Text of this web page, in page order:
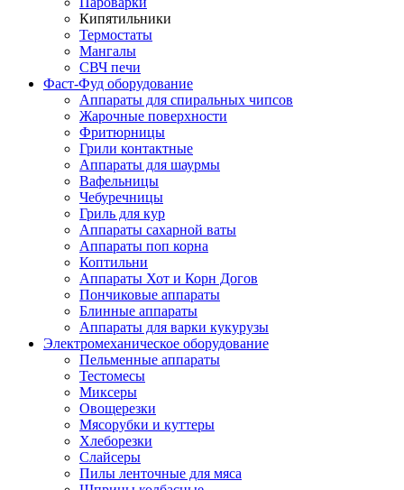
Кипятильники
Термостаты
Мангалы
СВЧ печи
Фаст-Фуд оборудование
Аппараты для спиральных чипсов
Жарочные поверхности
Фритюрницы
Грили контактные
Аппараты для шаурмы
Вафельницы
Чебуречницы
Гриль для кур
Аппараты сахарной ваты
Аппараты поп корна
Коптильни
Аппараты Хот и Корн Догов
Пончиковые аппараты
Блинные аппараты
Аппараты для варки кукурузы
Электромеханическое оборудование
Пельменные аппараты
Тестомесы
Миксеры
Овощерезки
Мясорубки и куттеры
Хлеборезки
Слайсеры
Пилы ленточные для мяса